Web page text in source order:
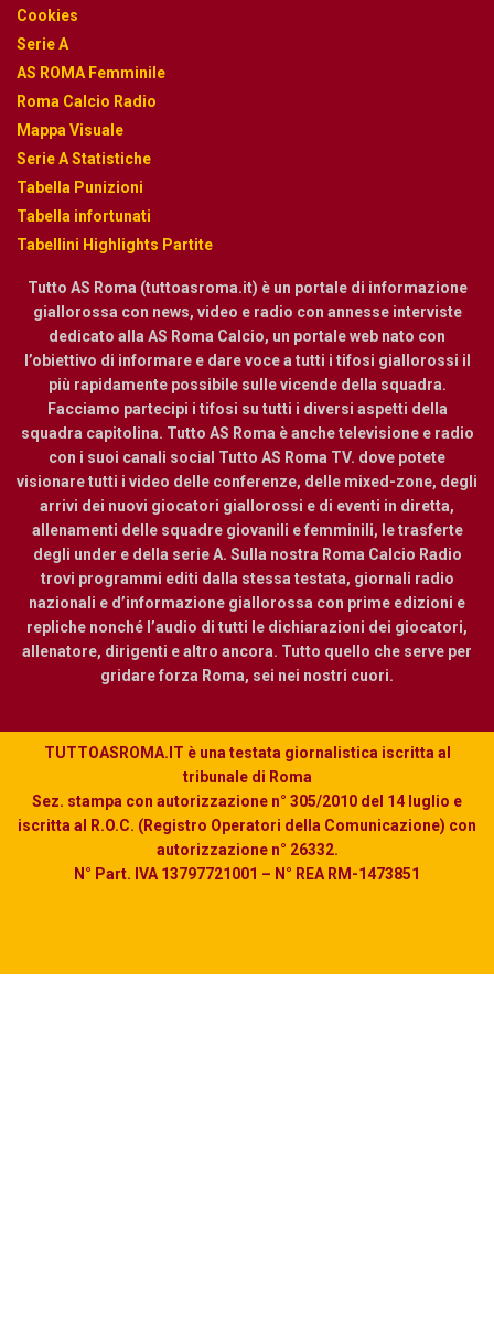
Cookies
Serie A
AS ROMA Femminile
Roma Calcio Radio
Mappa Visuale
Serie A Statistiche
Tabella Punizioni
Tabella infortunati
Tabellini Highlights Partite
Tutto AS Roma (tuttoasroma.it) è un portale di informazione
giallorossa con news, video e radio con annesse interviste
dedicato alla AS Roma Calcio, un portale web nato con
l’obiettivo di informare e dare voce a tutti i tifosi giallorossi il
più rapidamente possibile sulle vicende della squadra.
Facciamo partecipi i tifosi su tutti i diversi aspetti della
squadra capitolina. Tutto AS Roma è anche televisione e radio
con i suoi canali social Tutto AS Roma TV. dove potete
visionare tutti i video delle conferenze, delle mixed-zone, degli
arrivi dei nuovi giocatori giallorossi e di eventi in diretta,
allenamenti delle squadre giovanili e femminili, le trasferte
degli under e della serie A. Sulla nostra Roma Calcio Radio
trovi programmi editi dalla stessa testata, giornali radio
nazionali e d’informazione giallorossa con prime edizioni e
repliche nonché l’audio di tutti le dichiarazioni dei giocatori,
allenatore, dirigenti e altro ancora. Tutto quello che serve per
gridare forza Roma, sei nei nostri cuori.
TUTTOASROMA.IT è una testata giornalistica iscritta al
tribunale di Roma
Sez. stampa con autorizzazione n° 305/2010 del 14 luglio e
iscritta al R.O.C. (Registro Operatori della Comunicazione) con
autorizzazione n° 26332.
N° Part. IVA 13797721001 – N° REA RM-1473851